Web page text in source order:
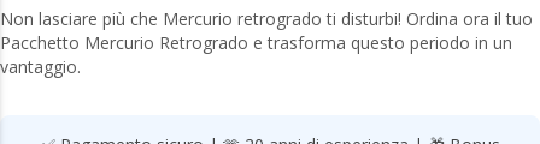
Non lasciare più che Mercurio retrogrado ti disturbi! Ordina ora il tuo
Pacchetto Mercurio Retrogrado e trasforma questo periodo in un
vantaggio.